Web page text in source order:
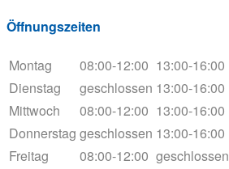
Öffnungszeiten
Montag 08:00-12:00 13:00-16:00
Dienstag
geschlossen 13:00-16:00
Mittwoch
08:00-12:00 13:00-16:00
Donnerstag geschlossen 13:00-16:00
Freitag
08:00-12:00 geschlossen